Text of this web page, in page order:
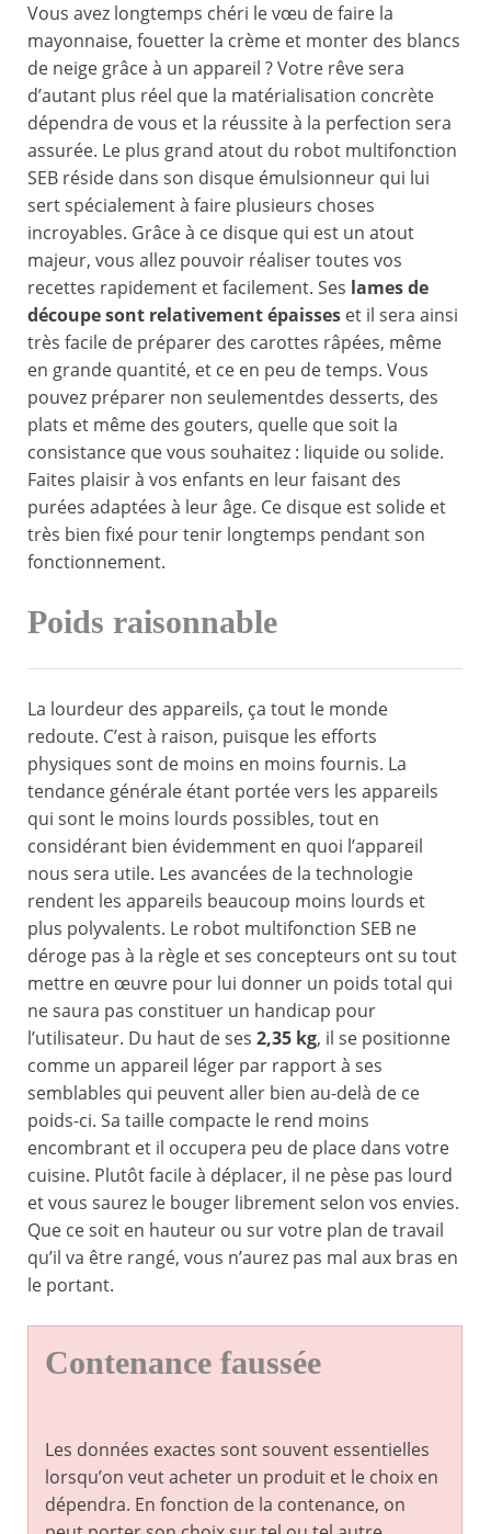
Vous avez longtemps chéri le vœu de faire la
mayonnaise, fouetter la crème et monter des blancs
de neige grâce à un appareil ? Votre rêve sera
d’autant plus réel que la matérialisation concrète
dépendra de vous et la réussite à la perfection sera
assurée. Le plus grand atout du robot multifonction
SEB réside dans son disque émulsionneur qui lui
sert spécialement à faire plusieurs choses
incroyables. Grâce à ce disque qui est un atout
majeur, vous allez pouvoir réaliser toutes vos
recettes rapidement et facilement. Ses lames de
découpe sont relativement épaisses et il sera ainsi
très facile de préparer des carottes râpées, même
en grande quantité, et ce en peu de temps. Vous
pouvez préparer non seulementdes desserts, des
plats et même des gouters, quelle que soit la
consistance que vous souhaitez : liquide ou solide.
Faites plaisir à vos enfants en leur faisant des
purées adaptées à leur âge. Ce disque est solide et
très bien fixé pour tenir longtemps pendant son
fonctionnement.
Poids raisonnable
La lourdeur des appareils, ça tout le monde
redoute. C’est à raison, puisque les efforts
physiques sont de moins en moins fournis. La
tendance générale étant portée vers les appareils
qui sont le moins lourds possibles, tout en
considérant bien évidemment en quoi l’appareil
nous sera utile. Les avancées de la technologie
rendent les appareils beaucoup moins lourds et
plus polyvalents. Le robot multifonction SEB ne
déroge pas à la règle et ses concepteurs ont su tout
mettre en œuvre pour lui donner un poids total qui
ne saura pas constituer un handicap pour
l’utilisateur. Du haut de ses 2,35 kg, il se positionne
comme un appareil léger par rapport à ses
semblables qui peuvent aller bien au-delà de ce
poids-ci. Sa taille compacte le rend moins
encombrant et il occupera peu de place dans votre
cuisine. Plutôt facile à déplacer, il ne pèse pas lourd
et vous saurez le bouger librement selon vos envies.
Que ce soit en hauteur ou sur votre plan de travail
qu’il va être rangé, vous n’aurez pas mal aux bras en
le portant.
Contenance faussée
Les données exactes sont souvent essentielles
lorsqu’on veut acheter un produit et le choix en
dépendra. En fonction de la contenance, on